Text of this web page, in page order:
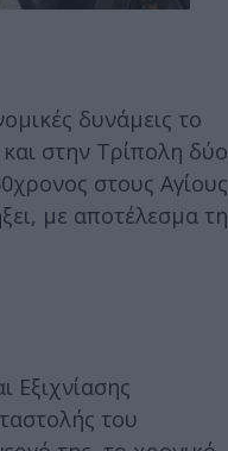
δυνάμεις το
στην Τρίπολη δύο
στους Αγίους
με αποτέλεσμα τη
Εξιχνίασης
του